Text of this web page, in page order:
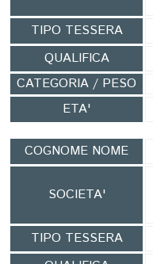
TIPO TESSERA
QUALIFICA
CATEGORIA / PESO
ETA'
COGNOME NOME
SOCIETA'
TIPO TESSERA